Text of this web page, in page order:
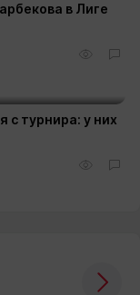
в Лиге
с турнира: у них